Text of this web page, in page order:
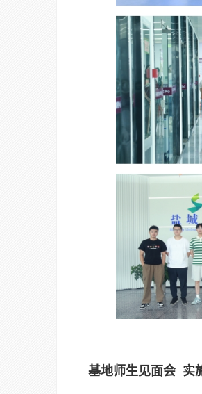
基地师生见面会 实